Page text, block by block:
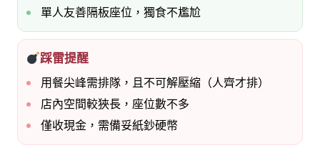
單人友善隔板座位，獨食不尷尬
踩雷提醒
用餐尖峰需排隊，且不可解壓縮（人齊才排）
店內空間較狹長，座位數不多
僅收現金，需備妥紙鈔硬幣